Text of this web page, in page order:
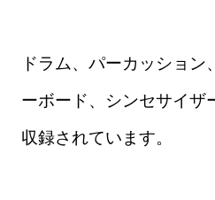
ドラム、パーカッショ
ーボード、シンセサイザ
収録されています。